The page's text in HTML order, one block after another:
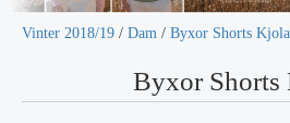
Vinter 2018/19 / Dam / Byxor Shorts
Byxor Shorts